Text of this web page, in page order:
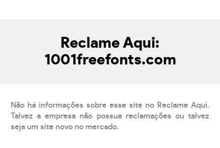
Reclame Aqui:
1001freefonts.com
Não há informações sobre esse site no Reclame Aqui.
Talvez a empresa não possua reclamações ou talvez
seja um site novo no mercado.